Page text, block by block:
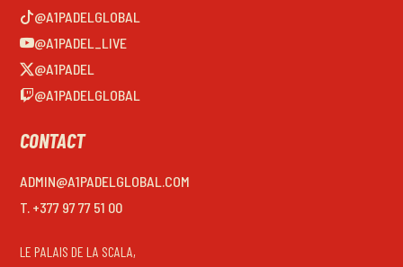
@A1PADELGLOBAL
@A1PADEL_LIVE
@A1PADEL
@A1PADELGLOBAL
CONTACT
ADMIN@A1PADELGLOBAL.COM
T. +377 97 77 51 00
LE PALAIS DE LA SCALA,